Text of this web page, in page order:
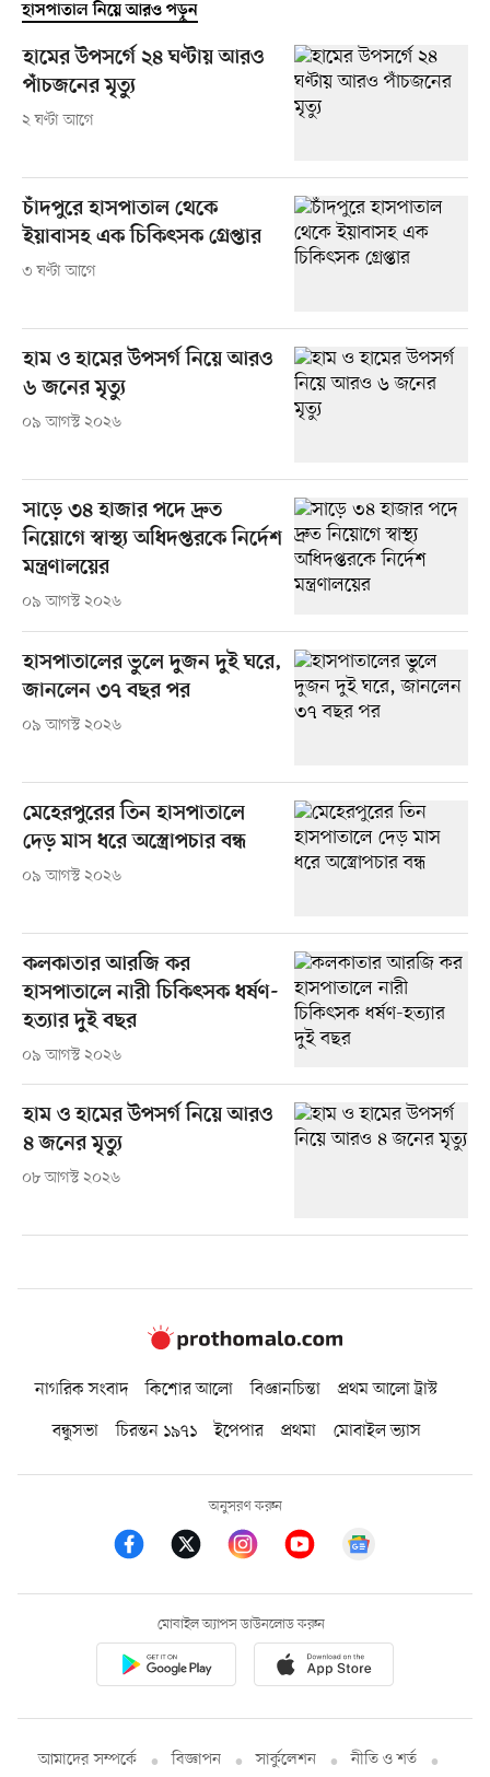
হাসপাতাল নিয়ে আরও পড়ুন
হামের উপসর্গে ২৪ ঘণ্টায় আরও
পাঁচজনের মৃত্যু
২ ঘণ্টা আগে
চাঁদপুরে হাসপাতাল থেকে
ইয়াবাসহ এক চিকিৎসক গ্রেপ্তার
৩ ঘণ্টা আগে
হাম ও হামের উপসর্গ নিয়ে আরও
৬ জনের মৃত্যু
০৯ আগস্ট ২০২৬
সাড়ে ৩৪ হাজার পদে দ্রুত
নিয়োগে স্বাস্থ্য অধিদপ্তরকে নির্দেশ
মন্ত্রণালয়ের
০৯ আগস্ট ২০২৬
হাসপাতালের ভুলে দুজন দুই ঘরে,
জানলেন ৩৭ বছর পর
০৯ আগস্ট ২০২৬
মেহেরপুরের তিন হাসপাতালে
দেড় মাস ধরে অস্ত্রোপচার বন্ধ
০৯ আগস্ট ২০২৬
কলকাতার আরজি কর
হাসপাতালে নারী চিকিৎসক ধর্ষণ-
হত্যার দুই বছর
০৯ আগস্ট ২০২৬
হাম ও হামের উপসর্গ নিয়ে আরও
৪ জনের মৃত্যু
০৮ আগস্ট ২০২৬
নাগরিক সংবাদ কিশোর আলো বিজ্ঞানচিন্তা
প্রথম আলো ট্রাস্ট
বন্ধুসভা
চিরন্তন ১৯৭১ ইপেপার প্রথমা মোবাইল ভ্যাস
অনুসরণ করুন
মোবাইল অ্যাপস ডাউনলোড করুন
আমাদের সম্পর্কে বিজ্ঞাপন সার্কুলেশন নীতি ও শর্ত